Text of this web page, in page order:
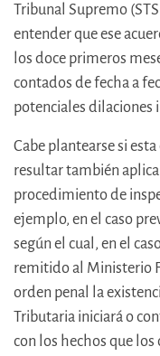
Tribunal Supremo
entender que ese
los doce primeros
contados de fecha a
potenciales dilaciones
Cabe plantearse si
resultar también
procedimiento de
ejemplo, en el caso
según el cual, en el
remitido al Ministerio
orden penal la
Tributaria iniciará o
con los hechos que